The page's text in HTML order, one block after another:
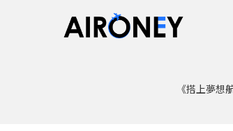
《搭上夢想